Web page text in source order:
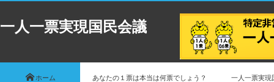
一人一票実現国民会議
ホーム あなたの１票は本当は何票でしょう？ 一人一票実現